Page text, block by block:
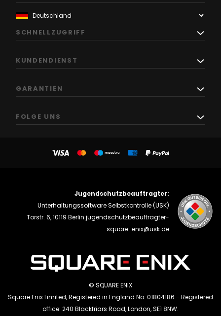
SCHNELLZUGRIFF
KUNDENDIENST
GARANTIEN
FOLGE UNS
Jugendschutzbeauftragter:
Unterhaltungssoftware Selbstkontrolle (USK)
Torstr. 6, 10119 Berlin jugendschutzbeauftragter-
square-enix@usk.de
© SQUARE ENIX
Square Enix Limited, Registered in England No. 01804186 - Registered
office: 240 Blackfriars Road, London, SE1 8NW.